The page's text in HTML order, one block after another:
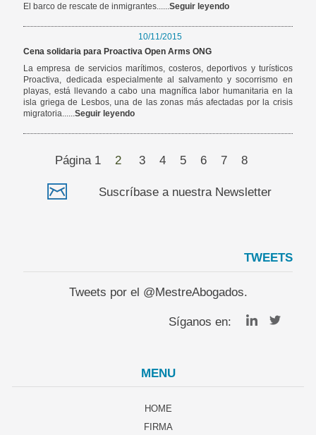
El barco de rescate de inmigrantes......Seguir leyendo
10/11/2015
Cena solidaria para Proactiva Open Arms ONG
La empresa de servicios marítimos, costeros, deportivos y turísticos
Proactiva, dedicada especialmente al salvamento y socorrismo en
playas, está llevando a cabo una magnífica labor humanitaria en la
isla griega de Lesbos, una de las zonas más afectadas por la crisis
migratoria......Seguir leyendo
Página 1 2 3 4 5 6 7 8
Suscríbase a nuestra Newsletter
TWEETS
Tweets por el @MestreAbogados.
Síganos en:
MENU
HOME
FIRMA